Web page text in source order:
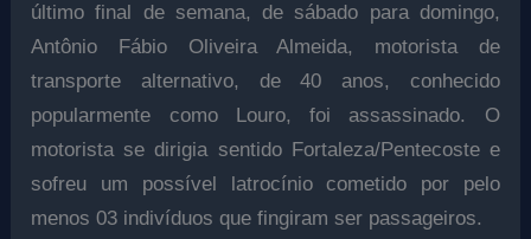
último final de semana, de sábado para domingo,
Antônio Fábio Oliveira Almeida, motorista de
transporte alternativo, de 40 anos, conhecido
popularmente como Louro, foi assassinado. O
motorista se dirigia sentido Fortaleza/Pentecoste e
sofreu um possível latrocínio cometido por pelo
menos 03 indivíduos que fingiram ser passageiros.